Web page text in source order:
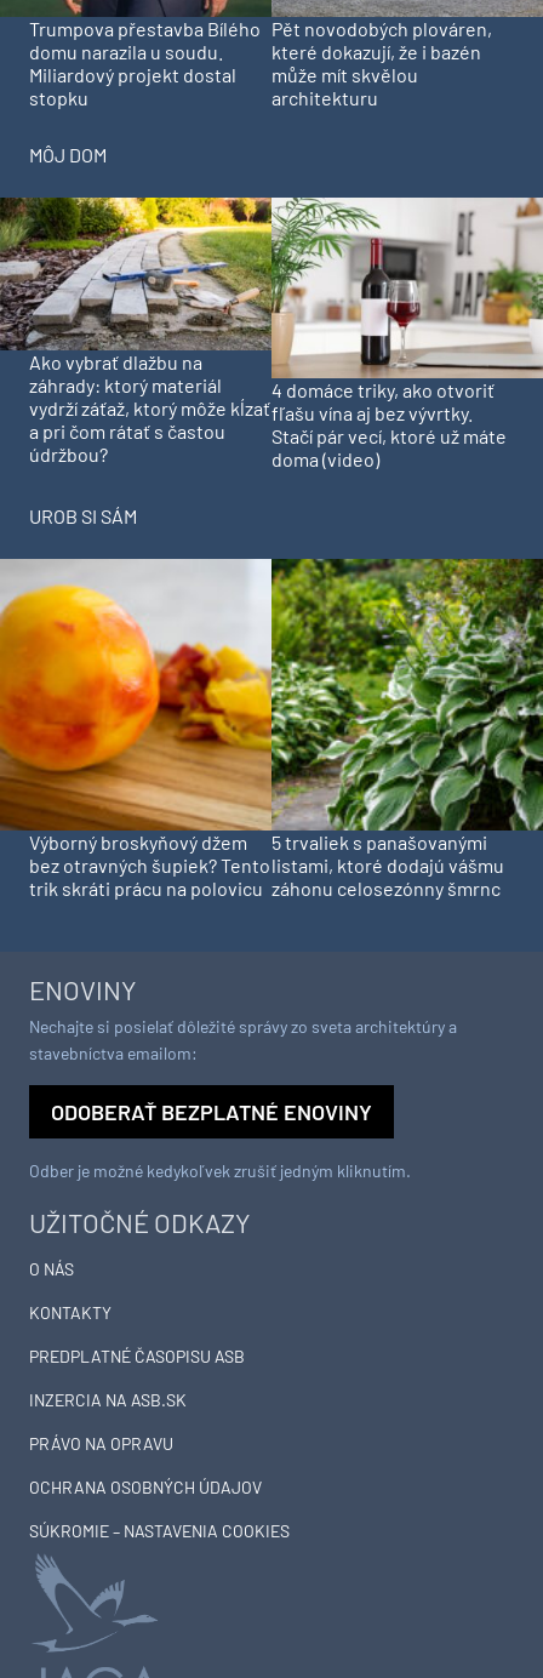
Trumpova přestavba Bílého
domu narazila u soudu.
Miliardový projekt dostal
stopku
Pět novodobých plováren,
které dokazují, že i bazén
může mít skvělou
architekturu
MÔJ DOM
Ako vybrať dlažbu na
záhrady: ktorý materiál
vydrží záťaž, ktorý môže kĺzať
a pri čom rátať s častou
údržbou?
4 domáce triky, ako otvoriť
fľašu vína aj bez vývrtky.
Stačí pár vecí, ktoré už máte
doma (video)
UROB SI SÁM
Výborný broskyňový džem
bez otravných šupiek? Tento
trik skráti prácu na polovicu
5 trvaliek s panašovanými
listami, ktoré dodajú vášmu
záhonu celosezónny šmrnc
UŽITOČNÉ ODKAZY
O NÁS
KONTAKTY
PREDPLATNÉ ČASOPISU ASB
INZERCIA NA ASB.SK
PRÁVO NA OPRAVU
OCHRANA OSOBNÝCH ÚDAJOV
SÚKROMIE – NASTAVENIA COOKIES
ENOVINY
Nechajte si posielať dôležité správy zo sveta architektúry a
stavebníctva emailom:
ODOBERAŤ BEZPLATNÉ ENOVINY
Odber je možné kedykoľvek zrušiť jedným kliknutím.